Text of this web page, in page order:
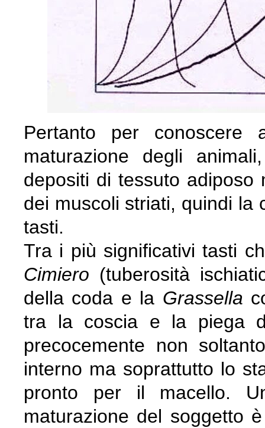
Pertanto per conoscere
maturazione degli
depositi di tessuto adiposo
dei muscoli striati, quindi la
tasti.
Tra i più significativi tasti
Cimiero (tuberosità
della coda e la Grassella
tra la coscia e la piega
precocemente non
interno ma soprattutto lo
pronto per il macello.
maturazione del soggetto